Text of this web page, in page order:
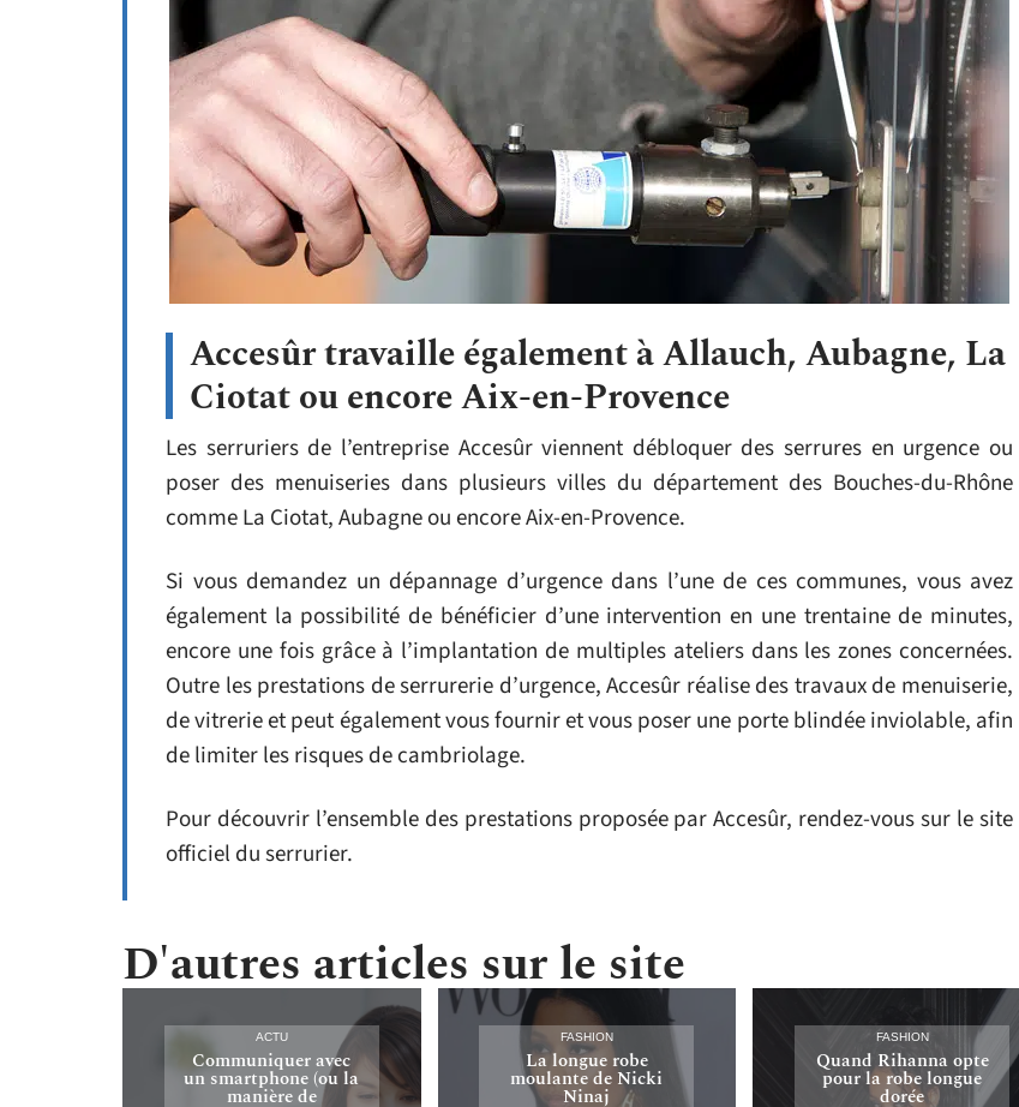
Accesûr travaille également à Allauch, Aubagne, La
Ciotat ou encore Aix-en-Provence
Les serruriers de l’entreprise Accesûr viennent débloquer des serrures en urgence ou
poser des menuiseries dans plusieurs villes du département des Bouches-du-Rhône
comme La Ciotat, Aubagne ou encore Aix-en-Provence.
Si vous demandez un dépannage d’urgence dans l’une de ces communes, vous avez
également la possibilité de bénéficier d’une intervention en une trentaine de minutes,
encore une fois grâce à l’implantation de multiples ateliers dans les zones concernées.
Outre les prestations de serrurerie d’urgence, Accesûr réalise des travaux de menuiserie,
de vitrerie et peut également vous fournir et vous poser une porte blindée inviolable, afin
de limiter les risques de cambriolage.
Pour découvrir l’ensemble des prestations proposée par Accesûr, rendez-vous sur le site
officiel du serrurier.
D'autres articles sur le site
ACTU
Communiquer avec
un smartphone (ou la
manière de
FASHION
La longue robe
moulante de Nicki
Ninaj
FASHION
Quand Rihanna opte
pour la robe longue
dorée